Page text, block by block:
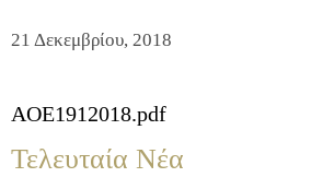
21 Δεκεμβρίου, 2018
AOE1912018.pdf
Τελευταία Νέα